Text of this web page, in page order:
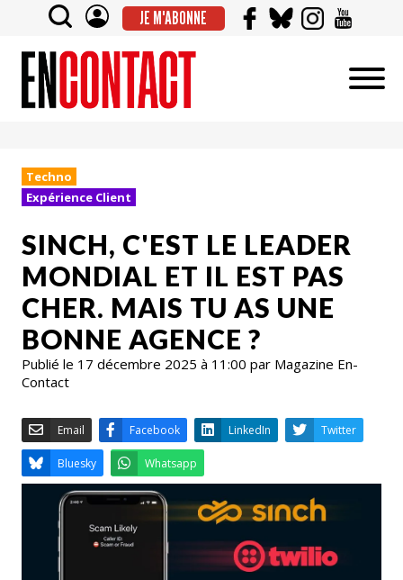
JE M'ABONNE
Techno
Expérience Client
SINCH, C'EST LE LEADER
MONDIAL ET IL EST PAS
CHER. MAIS TU AS UNE
BONNE AGENCE ?
Publié le 17 décembre 2025 à 11:00 par Magazine En-
Contact
Email Facebook